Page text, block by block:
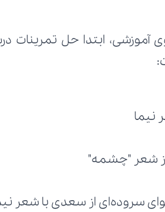
نیما
شعر "چشمه"
سروده‌ای از سعدی با شعر